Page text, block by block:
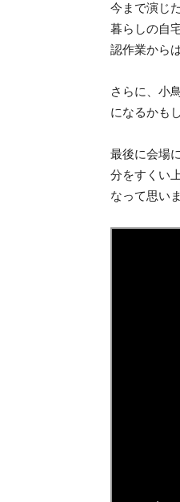
今まで演じ
暮らしの自
認作業から
さらに、小
になるかも
最後に会場
分をすくい
なって思い